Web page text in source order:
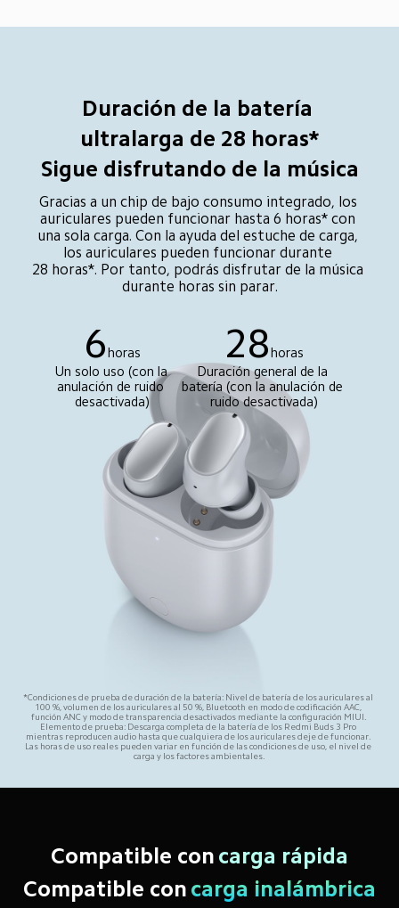
Duración de la batería
ultralarga de 28 horas*
Sigue disfrutando de la música
Gracias a un chip de bajo consumo integrado, los
auriculares pueden funcionar hasta 6 horas* con
una sola carga. Con la ayuda del estuche de carga,
los auriculares pueden funcionar durante
28 horas*. Por tanto, podrás disfrutar de la música
durante horas sin parar.
6 horas
Un solo uso (con la
anulación de ruido
desactivada)
28 horas
Duración general de la
batería (con la anulación de
ruido desactivada)
*Condiciones de prueba de duración de la batería: Nivel de batería de los auriculares al
100 %, volumen de los auriculares al 50 %, Bluetooth en modo de codificación AAC,
función ANC y modo de transparencia desactivados mediante la configuración MIUI.
Elemento de prueba: Descarga completa de la batería de los Redmi Buds 3 Pro
mientras reproducen audio hasta que cualquiera de los auriculares deje de funcionar.
Las horas de uso reales pueden variar en función de las condiciones de uso, el nivel de
carga y los factores ambientales.
Compatible con carga rápida
Compatible con carga inalámbrica